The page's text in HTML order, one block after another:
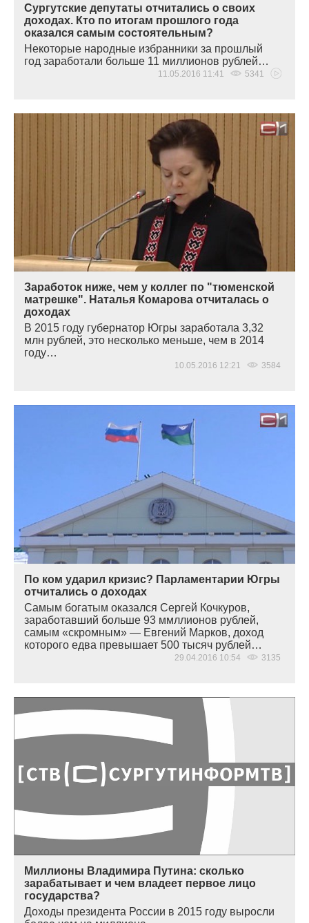
Сургутские депутаты отчитались о своих
доходах. Кто по итогам прошлого года
оказался самым состоятельным?
Некоторые народные избранники за прошлый
год заработали больше 11 миллионов рублей…
11.05.2016 11:41 5341
Заработок ниже, чем у коллег по "тюменской
матрешке". Наталья Комарова отчиталась о
доходах
В 2015 году губернатор Югры заработала 3,32
млн рублей, это несколько меньше, чем в 2014
году…
10.05.2016 12:21 3584
По ком ударил кризис? Парламентарии Югры
отчитались о доходах
Самым богатым оказался Сергей Кочкуров,
заработавший больше 93 ммллионов рублей,
самым «скромным» — Евгений Марков, доход
которого едва превышает 500 тысяч рублей…
29.04.2016 10:54 3135
Миллионы Владимира Путина: сколько
зарабатывает и чем владеет первое лицо
государства?
Доходы президента России в 2015 году выросли